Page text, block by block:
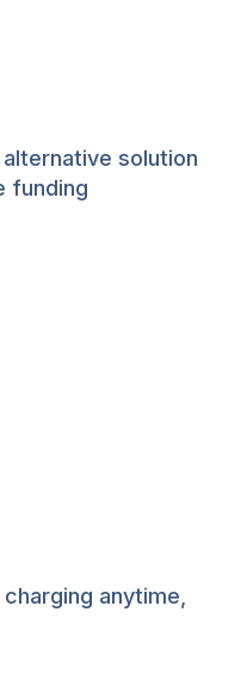
solution
funding
anytime,